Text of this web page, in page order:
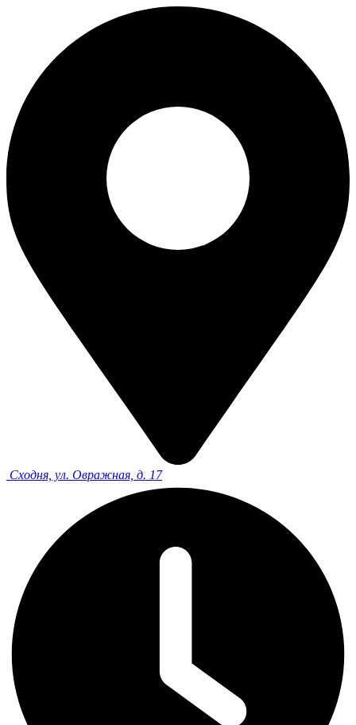
Сходня, ул. Овражная, д. 17